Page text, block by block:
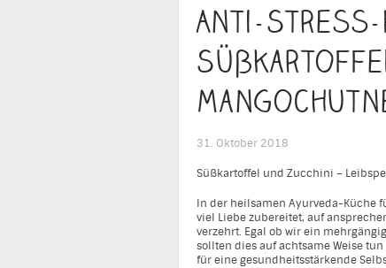
Anti-Stress-
31. Oktober 2018
Süßkartoffel und Zucchini –
In der heilsamen Ayurveda-Küche
viel Liebe zubereitet, auf
verzehrt. Egal ob wir ein
sollten dies auf achtsame Weise
für eine gesundheitsstärkende